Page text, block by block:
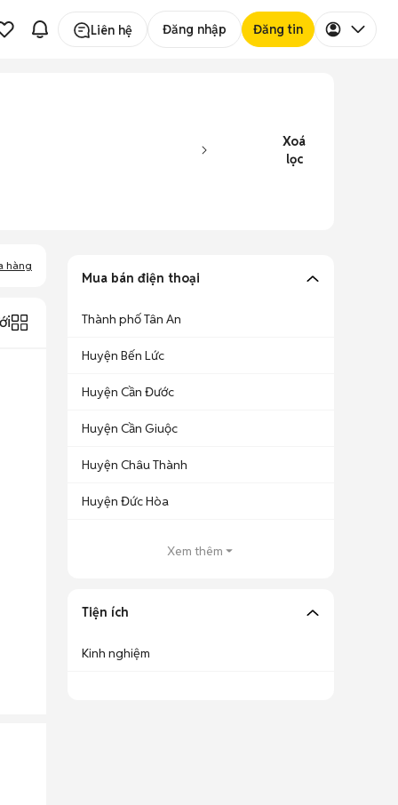
Liên hệ Đăng nhập Đăng tin
Xoá
lọc
hàng
Mua bán điện thoại
Thành phố Tân An
Huyện Bến Lức
Huyện Cần Đước
Huyện Cần Giuộc
Huyện Châu Thành
Huyện Đức Hòa
Xem thêm
Tiện ích
Kinh nghiệm